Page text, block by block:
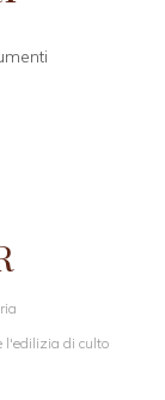
l'edilizia di culto